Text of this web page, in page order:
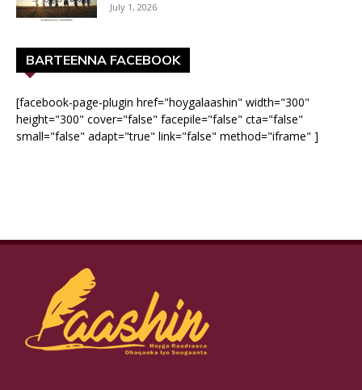
July 1, 2026
BARTEENNA FACEBOOK
[facebook-page-plugin href="hoygalaashin" width="300"
height="300" cover="false" facepile="false" cta="false"
small="false" adapt="true" link="false" method="iframe" ]